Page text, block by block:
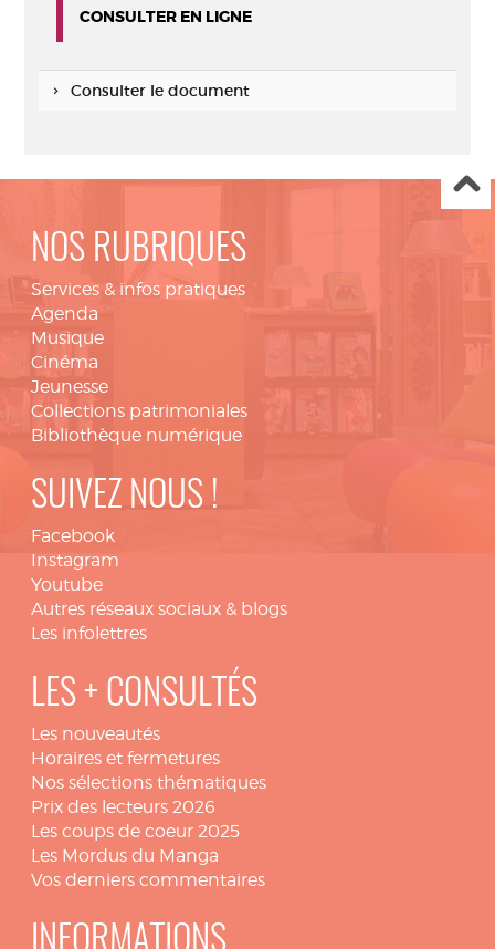
CONSULTER EN LIGNE
Consulter le document
NOS RUBRIQUES
Services & infos pratiques
Agenda
Musique
Cinéma
Jeunesse
Collections patrimoniales
Bibliothèque numérique
SUIVEZ NOUS !
Facebook
Instagram
Youtube
Autres réseaux sociaux & blogs
Les infolettres
LES + CONSULTÉS
Les nouveautés
Horaires et fermetures
Nos sélections thématiques
Prix des lecteurs 2026
Les coups de coeur 2025
Les Mordus du Manga
Vos derniers commentaires